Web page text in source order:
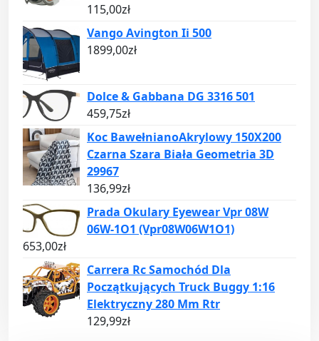
115,00zł
Vango Avington Ii 500
1899,00zł
Dolce & Gabbana DG 3316 501
459,75zł
Koc BawełnianoAkrylowy 150X200
Czarna Szara Biała Geometria 3D
29967
136,99zł
Prada Okulary Eyewear Vpr 08W
06W-1O1 (Vpr08W06W1O1)
653,00zł
Carrera Rc Samochód Dla
Początkujących Truck Buggy 1:16
Elektryczny 280 Mm Rtr
129,99zł